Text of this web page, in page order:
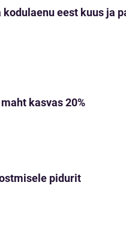
eest kuus ja
kasvas 20%
pidurit